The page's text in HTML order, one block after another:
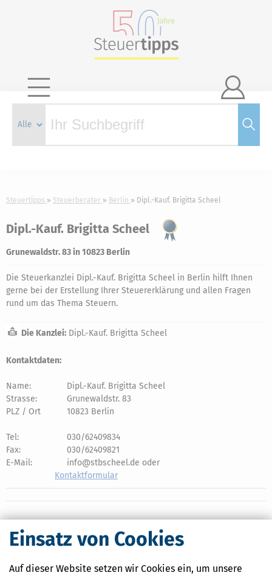
Einsatz von Cookies
Auf dieser Website setzen wir Cookies ein, um unsere

Steuertipps Steuerberater Berlin Dipl.-Kauf. Brigitta Scheel
Dipl.-Kauf. Brigitta Scheel
Grunewaldstr. 83 in 10823 Berlin
Die Steuerkanzlei Dipl.-Kauf. Brigitta Scheel in Berlin hilft Ihnen
gerne bei der Erstellung Ihrer Steuererklärung und allen Fragen
rund um das Thema Steuern.
Die Kanzlei: Dipl.-Kauf. Brigitta Scheel
Kontaktdaten:
Name:
Dipl.-Kauf. Brigitta Scheel
Strasse:
Grunewaldstr. 83
PLZ / Ort
10823 Berlin
Tel:
030/62409834
Fax:
030/62409821
E-Mail:
info@stbscheel.de oder
Kontaktformular